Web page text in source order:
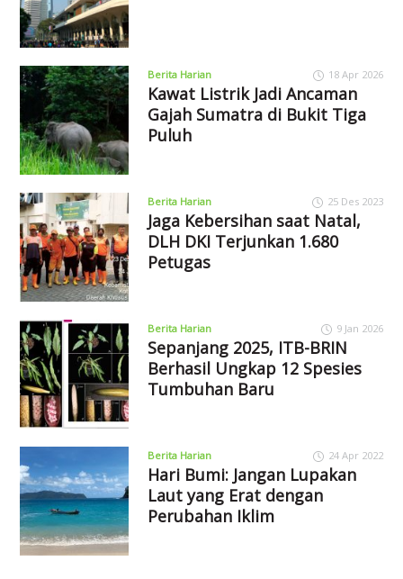
Berita Harian 18 Apr 2026
Kawat Listrik Jadi Ancaman
Gajah Sumatra di Bukit Tiga
Puluh
Berita Harian 25 Des 2023
Jaga Kebersihan saat Natal,
DLH DKI Terjunkan 1.680
Petugas
Berita Harian 9 Jan 2026
Sepanjang 2025, ITB-BRIN
Berhasil Ungkap 12 Spesies
Tumbuhan Baru
Berita Harian 24 Apr 2022
Hari Bumi: Jangan Lupakan
Laut yang Erat dengan
Perubahan Iklim